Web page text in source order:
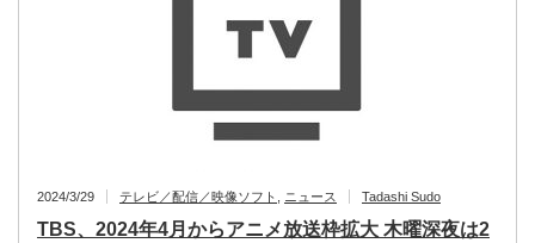
2024/3/29 テレビ／配信／映像ソフト ニュース Tadashi Sudo
TBS、2024年4月からアニメ放送枠拡大 木曜深夜は2